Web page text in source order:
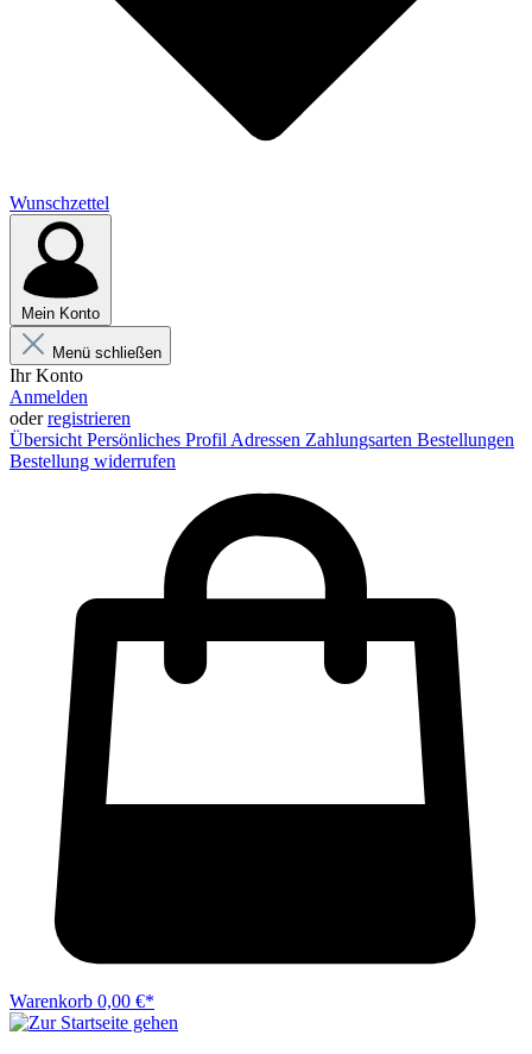
Wunschzettel
Mein Konto
Menü schließen
Ihr Konto
Anmelden
oderregistrieren
Übersicht Persönliches Profil Adressen Zahlungsarten Bestellungen
Bestellung widerrufen
Warenkorb 0,00 €*